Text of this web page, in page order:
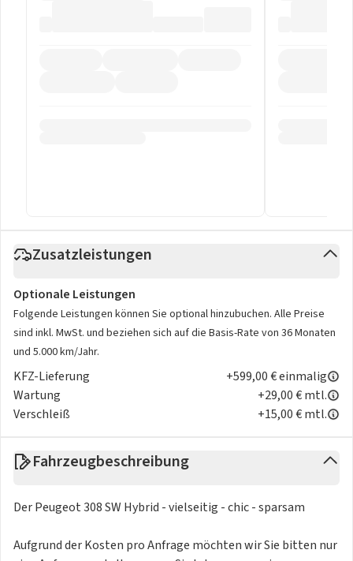
Zusatzleistungen
Optionale Leistungen
Folgende Leistungen können Sie optional hinzubuchen. Alle Preise
sind inkl. MwSt. und beziehen sich auf die Basis-Rate von 36 Monaten
und 5.000 km/Jahr.
KFZ-Lieferung
+599,00 € einmalig
Wartung
+29,00 € mtl.
Verschleiß
+15,00 € mtl.
Fahrzeugbeschreibung
Der Peugeot 308 SW Hybrid - vielseitig - chic - sparsam
Aufgrund der Kosten pro Anfrage möchten wir Sie bitten nur